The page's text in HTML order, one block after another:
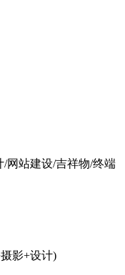
网站建设/吉祥物/终端
影+设计)